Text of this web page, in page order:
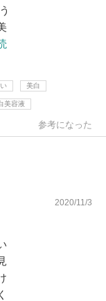
美白
美容液
参考になった
2020/11/3